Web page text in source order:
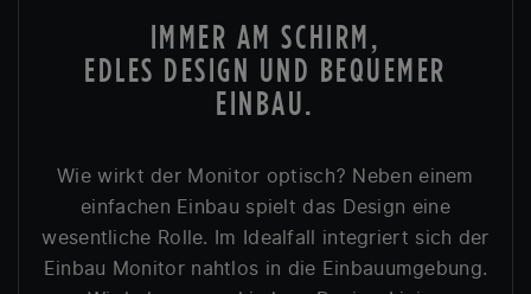
IMMER AM SCHIRM,
EDLES DESIGN UND BEQUEMER
EINBAU.
Wie wirkt der Monitor optisch? Neben einem
einfachen Einbau spielt das Design eine
wesentliche Rolle. Im Idealfall integriert sich der
Einbau Monitor nahtlos in die Einbauumgebung.